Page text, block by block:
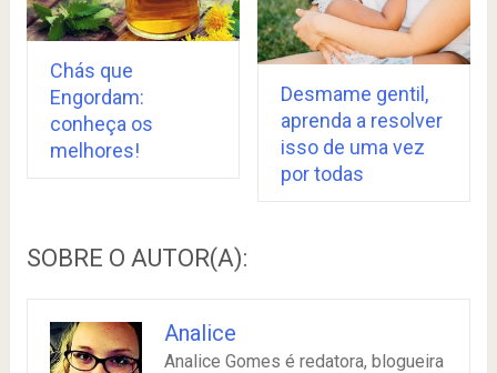
Chás que
Engordam:
conheça os
melhores!
Desmame gentil,
aprenda a resolver
isso de uma vez
por todas
SOBRE O AUTOR(A):
Analice
Analice Gomes é redatora, blogueira